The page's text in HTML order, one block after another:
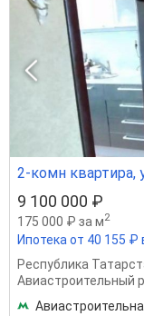
2-комн квартира,
9 100 000 ₽
175 000 ₽ за м2
Ипотека от 40 155 ₽
Республика
Авиастроительный